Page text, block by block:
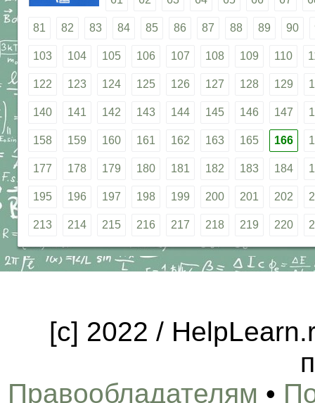
81 82 83 84 85 86 87 88 89 90
103 104 105 106 107 108 109 110
122 123 124 125 126 127 128 129
140 141 142 143 144 145 146 147
158 159 160 161 162 163 165 166
177 178 179 180 181 182 183 184
195 196 197 198 199 200 201 202
213 214 215 216 217 218 219 220
[c] 2022 /
Правообладателям •